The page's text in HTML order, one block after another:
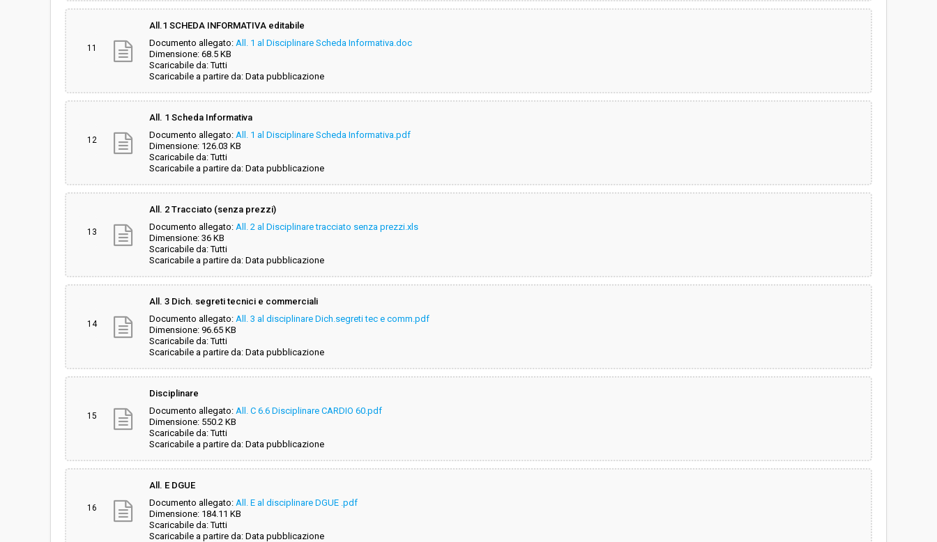
11
All.1 SCHEDA INFORMATIVA editabile
Documento allegato: All. 1 al Disciplinare Scheda Informativa.doc
Dimensione: 68.5 KB
Scaricabile da: Tutti
Scaricabile a partire da: Data pubblicazione
12
All. 1 Scheda Informativa
Documento allegato: All. 1 al Disciplinare Scheda Informativa.pdf
Dimensione: 126.03 KB
Scaricabile da: Tutti
Scaricabile a partire da: Data pubblicazione
13
All. 2 Tracciato (senza prezzi)
Documento allegato: All. 2 al Disciplinare tracciato senza prezzi.xls
Dimensione: 36 KB
Scaricabile da: Tutti
Scaricabile a partire da: Data pubblicazione
14
All. 3 Dich. segreti tecnici e commerciali
Documento allegato: All. 3 al disciplinare Dich.segreti tec e comm.pdf
Dimensione: 96.65 KB
Scaricabile da: Tutti
Scaricabile a partire da: Data pubblicazione
15
Disciplinare
Documento allegato: All. C 6.6 Disciplinare CARDIO 60.pdf
Dimensione: 550.2 KB
Scaricabile da: Tutti
Scaricabile a partire da: Data pubblicazione
16
All. E DGUE
Documento allegato: All. E al disciplinare DGUE .pdf
Dimensione: 184.11 KB
Scaricabile da: Tutti
Scaricabile a partire da: Data pubblicazione